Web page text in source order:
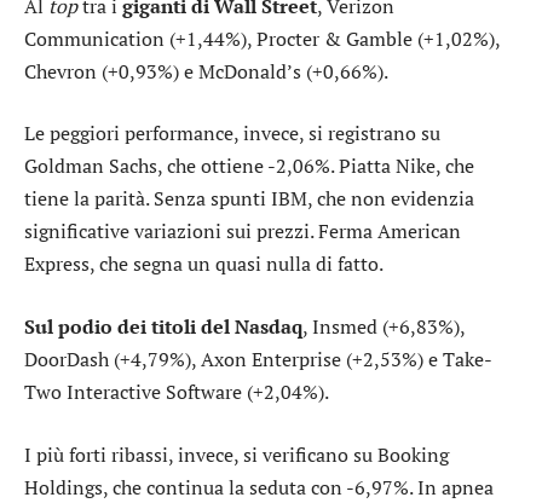
Al toptra i giganti di Wall Street,Verizon
Communication (+1,44%),Procter & Gamble (+1,02%),
Chevron (+0,93%) eMcDonald’s (+0,66%).
Le peggiori performance, invece, si registrano su
Goldman Sachs, che ottiene -2,06%. PiattaNike, che
tiene la parità. Senza spunti IBM, che non evidenzia
significative variazioni sui prezzi. FermaAmerican
Express, che segna un quasi nulla di fatto.
Sul podio dei titoli del Nasdaq,Insmed (+6,83%),
DoorDash (+4,79%),Axon Enterprise (+2,53%) eTake-
Two Interactive Software (+2,04%).
I più forti ribassi, invece, si verificano suBooking
Holdings, che continua la seduta con -6,97%. In apnea